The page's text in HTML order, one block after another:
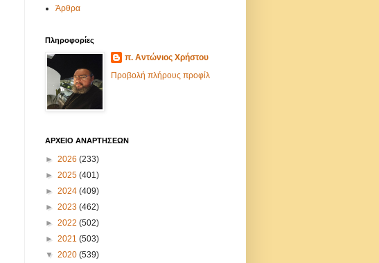
Άρθρα
Πληροφορίες
π. Αντώνιος Χρήστου
Προβολή πλήρους προφίλ
ΑΡΧΕΙΟ ΑΝΑΡΤΗΣΕΩΝ
► 2026 (233)
► 2025 (401)
► 2024 (409)
► 2023 (462)
► 2022 (502)
► 2021 (503)
▼ 2020 (539)